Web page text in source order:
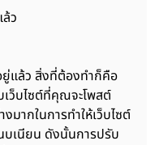
ว
แล้ว สิ่งที่ต้องทำก็คือ
เว็บไซต์ที่คุณจะโพสต์
มากในการทำให้เว็บไซต์
บเนียน ดังนั้นการปรับ